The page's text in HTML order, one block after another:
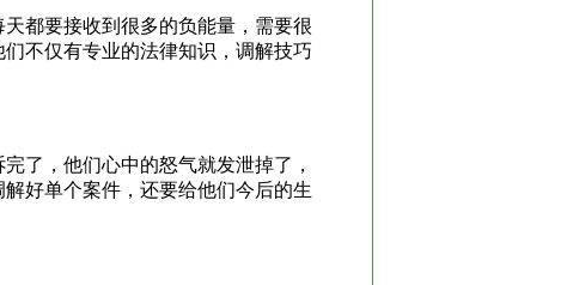
都要接收到很多的负能量，需要很
不仅有专业的法律知识，调解技巧
了，他们心中的怒气就发泄掉了，
好单个案件，还要给他们今后的生